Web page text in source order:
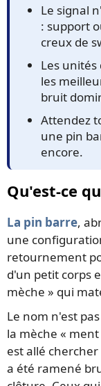
Le signal
: support
creux de
Les
les
bruit
Attendez
une pin
encore.
Qu'est-ce
La pin barre,
une
retournement
d'un petit corps
mèche » qui
Le nom n'est
la mèche «
est allé
a été ramené